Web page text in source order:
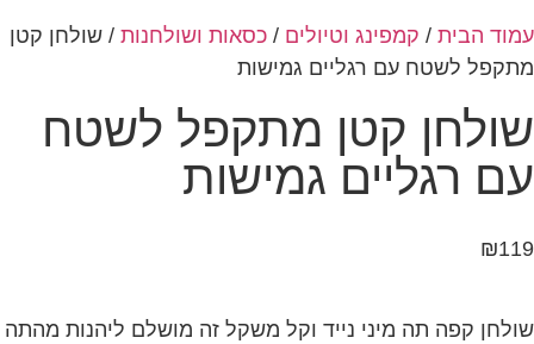
/קמפינג וטיולים/כסאות ושולחנות/ שולחן קטן
עם רגליים גמישות
קטן מתקפל לשטח
גמישות
תה מיני נייד וקל משקל זה מושלם ליהנות מהתה